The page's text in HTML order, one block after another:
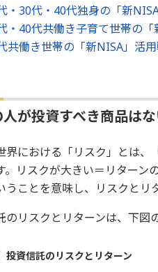
30代・40代独身の「新NISA
40代共働き子育て世帯の「
働き世帯の「新NISA」活用
が投資すべき商品は
界における「リスク」とは、
。リスクが大きい＝リターン
うことを意味し、リスクとリ
のリスクとリターンは、下図
投資信託のリスクとリターン